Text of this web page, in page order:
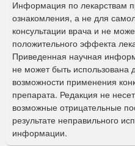
р
м
а
п
о
и
с
к
Информация по лекарствам
ознакомления, а не для
консультации врача и не
положительного эффекта
Приведенная научная
не может быть
возможности применения
препарата. Редакция не
возможные отрицательные
результате неправильного
информации.